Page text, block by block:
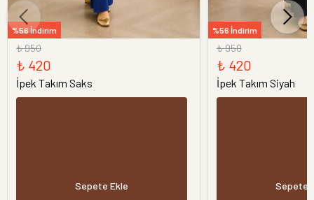
%56 İndirim
₺ 950
₺ 420
İpek Takım Saks
Sepete Ekle
%56 İndirim
₺ 950
₺ 420
İpek Takım Siyah
Sepete